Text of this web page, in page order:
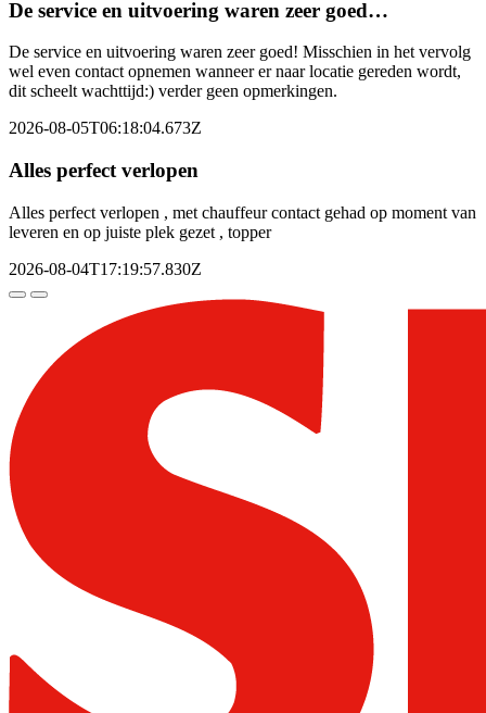
De service en uitvoering waren zeer goed…
De service en uitvoering waren zeer goed! Misschien in het vervolg
wel even contact opnemen wanneer er naar locatie gereden wordt,
dit scheelt wachttijd:) verder geen opmerkingen.
2026-08-05T06:18:04.673Z
Alles perfect verlopen
Alles perfect verlopen , met chauffeur contact gehad op moment van
leveren en op juiste plek gezet , topper
2026-08-04T17:19:57.830Z